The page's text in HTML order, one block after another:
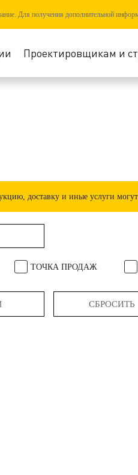
Для получения дополнительной
Проектировщикам и
доставку и иные услуги могут
ТОЧКА ПРОДАЖ
СБРОСИТЬ